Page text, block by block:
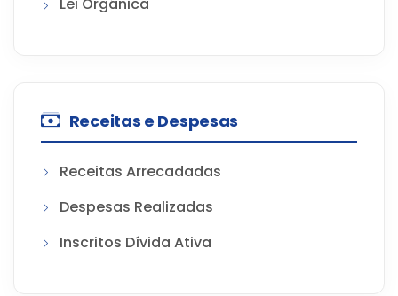
Lei Orgânica
Receitas e Despesas
Receitas Arrecadadas
Despesas Realizadas
Inscritos Dívida Ativa